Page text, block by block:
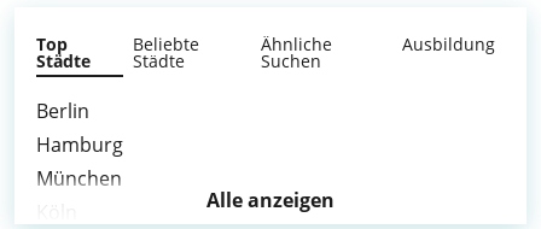
Top
Städte
Beliebte
Städte
Ähnliche
Suchen
Ausbildung
Berlin
Hamburg
München
Alle anzeigen